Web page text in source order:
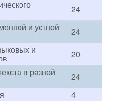
24
и устной
24
и
20
в разной
24
4